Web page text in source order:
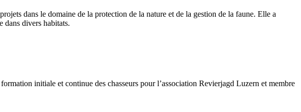
dans le domaine de la protection de la nature et de la gestion de la faune. Elle a
dans divers habitats.
initiale et continue des chasseurs pour l’association Revierjagd Luzern et membre